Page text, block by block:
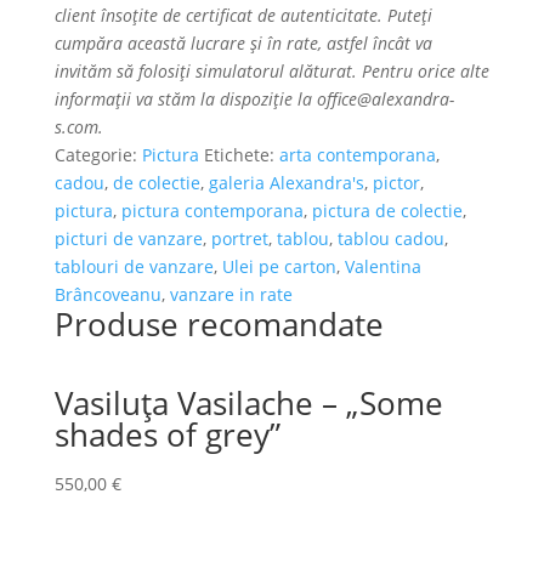
client însoțite de certificat de autenticitate. Puteți
cumpăra această lucrare și în rate, astfel încât va
invităm să folosiți simulatorul alăturat. Pentru orice alte
informații va stăm la dispoziție la office@alexandra-
s.com.
Categorie: Pictura Etichete: arta contemporana,
cadou, de colectie, galeria Alexandra's, pictor,
pictura, pictura contemporana, pictura de colectie,
picturi de vanzare, portret, tablou, tablou cadou,
tablouri de vanzare, Ulei pe carton, Valentina
Brâncoveanu, vanzare in rate
Produse recomandate
Vasiluța Vasilache – „Some
shades of grey”
550,00 €